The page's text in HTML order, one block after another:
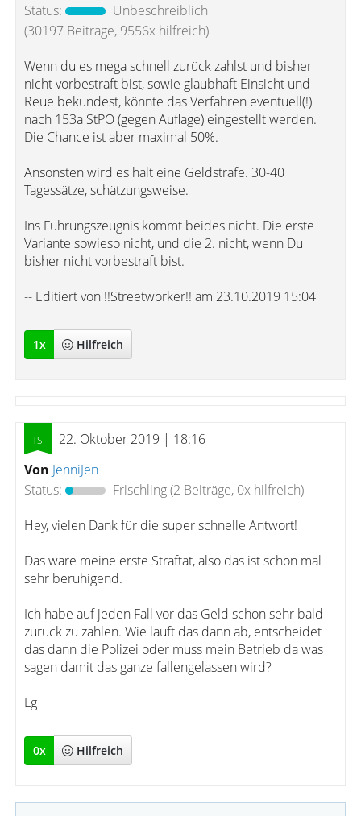
Status:
Unbeschreiblich
(30197 Beiträge, 9556x hilfreich)
Wenn du es mega schnell zurück zahlst und bisher
nicht vorbestraft bist, sowie glaubhaft Einsicht und
Reue bekundest, könnte das Verfahren eventuell(!)
nach 153a StPO (gegen Auflage) eingestellt werden.
Die Chance ist aber maximal 50%.
Ansonsten wird es halt eine Geldstrafe. 30-40
Tagessätze, schätzungsweise.
Ins Führungszeugnis kommt beides nicht. Die erste
Variante sowieso nicht, und die 2. nicht, wenn Du
bisher nicht vorbestraft bist.
-- Editiert von !!Streetworker!! am 23.10.2019 15:04
1x Hilfreich
22. Oktober 2019 | 18:16
Von JenniJen
Status:
Frischling(2 Beiträge, 0x hilfreich)
Hey, vielen Dank für die super schnelle Antwort!
Das wäre meine erste Straftat, also das ist schon mal
sehr beruhigend.
Ich habe auf jeden Fall vor das Geld schon sehr bald
zurück zu zahlen. Wie läuft das dann ab, entscheidet
das dann die Polizei oder muss mein Betrieb da was
sagen damit das ganze fallengelassen wird?
Lg
0x Hilfreich